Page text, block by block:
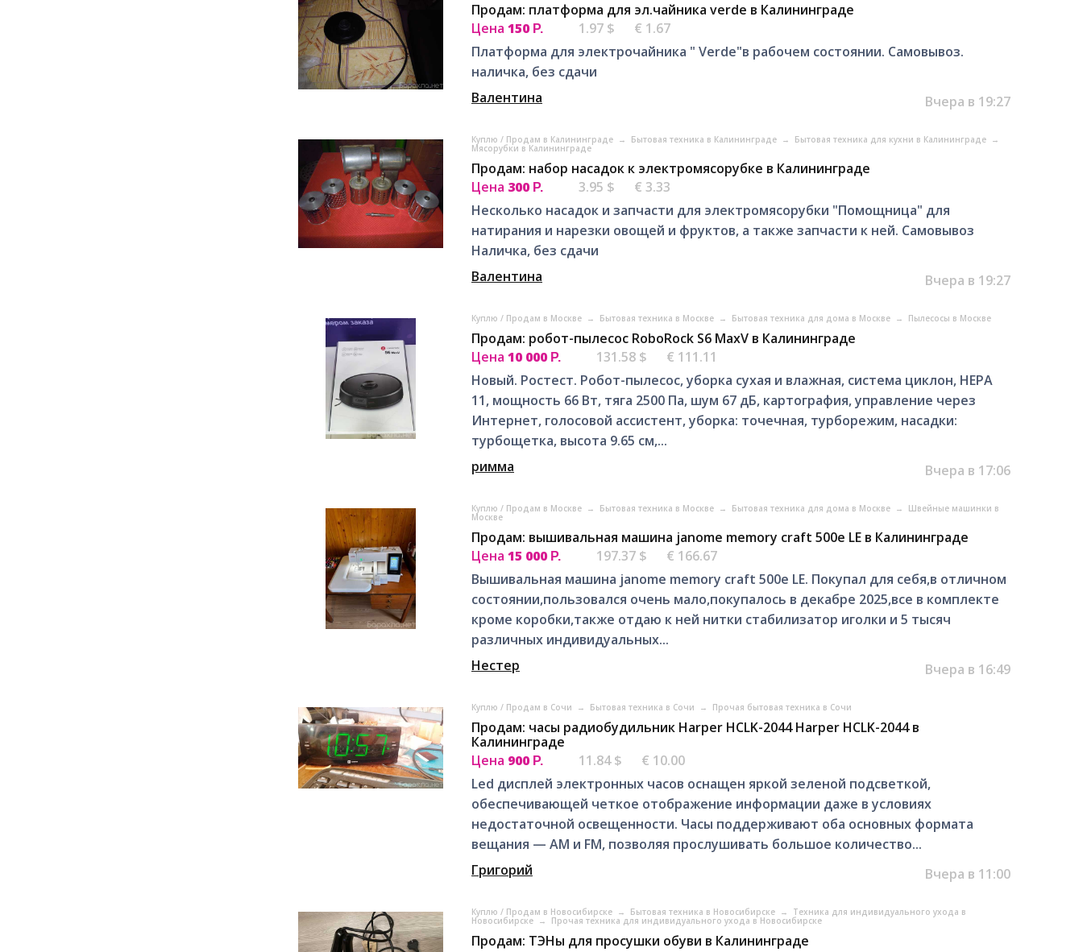
Продам: платформа для эл.чайника verde в Калининграде
Цена 150 Р. 1.97 $
€ 1.67
Платформа для электрочайника " Verde"в рабочем состоянии. Самовывоз.
наличка, без сдачи
Валентина
Вчера в 19:27
Куплю / Продам в Калининграде → Бытовая техника в Калининграде → Бытовая техника для кухни в Калининграде →
Мясорубки в Калининграде
Продам: набор насадок к электромясорубке в Калининграде
Цена 300 Р. 3.95 $
€ 3.33
Несколько насадок и запчасти для электромясорубки "Помощница" для
натирания и нарезки овощей и фруктов, а также запчасти к ней. Самовывоз
Наличка, без сдачи
Валентина
Вчера в 19:27
Куплю / Продам в Москве → Бытовая техника в Москве → Бытовая техника для дома в Москве → Пылесосы в Москве
Продам: робот-пылесос RoboRock S6 MaxV в Калининграде
Цена 10 000 Р. 131.58 $
€ 111.11
Новый. Ростест. Робот-пылесос, уборка сухая и влажная, система циклон, HEPA
11, мощность 66 Вт, тяга 2500 Па, шум 67 дБ, картография, управление через
Интернет, голосовой ассистент, уборка: точечная, турборежим, насадки:
турбощетка, высота 9.65 см,...
римма
Вчера в 17:06
Куплю / Продам в Москве → Бытовая техника в Москве → Бытовая техника для дома в Москве → Швейные машинки в
Москве
Продам: вышивальная машина janome memory craft 500e LE в Калининграде
Цена 15 000 Р. 197.37 $
€ 166.67
Вышивальная машина janome memory craft 500e LE. Покупал для себя,в отличном
состоянии,пользовался очень мало,покупалось в декабре 2025,все в комплекте
кроме коробки,также отдаю к ней нитки стабилизатор иголки и 5 тысяч
различных индивидуальных...
Нестер
Вчера в 16:49
Куплю / Продам в Сочи → Бытовая техника в Сочи → Прочая бытовая техника в Сочи
Продам: часы радиобудильник Harper HCLK-2044 Harper HCLK-2044 в
Калининграде
Цена 900 Р. 11.84 $
€ 10.00
Led дисплей электронных часов оснащен яркой зеленой подсветкой,
обеспечивающей четкое отображение информации даже в условиях
недостаточной освещенности. Часы поддерживают оба основных формата
вещания — AM и FM, позволяя прослушивать большое количество...
Григорий
Вчера в 11:00
Куплю / Продам в Новосибирске → Бытовая техника в Новосибирске → Техника для индивидуального ухода в
Новосибирске → Прочая техника для индивидуального ухода в Новосибирске
Продам: ТЭНы для просушки обуви в Калининграде